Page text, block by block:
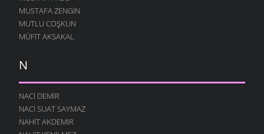
MUSTAFA ZENGIN
MUTLU COŞKUN
MÜFIT AKSAKAL
N
NACI DEMIR
NACI SUAT SAYMAZ
NAHIT AKDEMIR